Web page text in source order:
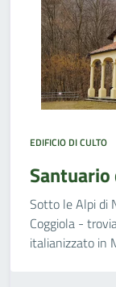
EDIFICIO DI CULTO
Sotto le Alpi di
Coggiola -
italianizzato in